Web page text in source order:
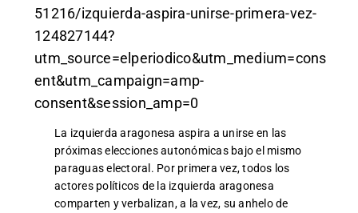
51216/izquierda-aspira-unirse-primera-vez-
124827144?
utm_source=elperiodico&utm_medium=cons
ent&utm_campaign=amp-
consent&session_amp=0
La izquierda aragonesa aspira a unirse en las
próximas elecciones autonómicas bajo el mismo
paraguas electoral. Por primera vez, todos los
actores políticos de la izquierda aragonesa
comparten y verbalizan, a la vez, su anhelo de